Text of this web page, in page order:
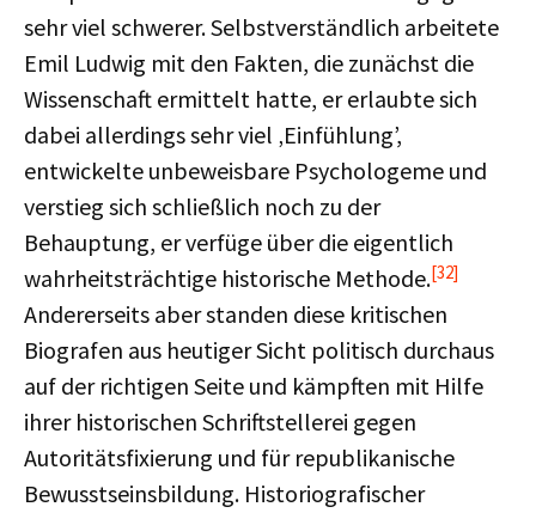
sehr viel schwerer. Selbstverständlich arbeitete
Emil Ludwig mit den Fakten, die zunächst die
Wissenschaft ermittelt hatte, er erlaubte sich
dabei allerdings sehr viel ‚Einfühlung’,
entwickelte unbeweisbare Psychologeme und
verstieg sich schließlich noch zu der
Behauptung, er verfüge über die eigentlich
wahrheitsträchtige historische Methode.[32]
Andererseits aber standen diese kritischen
Biografen aus heutiger Sicht politisch durchaus
auf der richtigen Seite und kämpften mit Hilfe
ihrer historischen Schriftstellerei gegen
Autoritätsfixierung und für republikanische
Bewusstseinsbildung. Historiografischer